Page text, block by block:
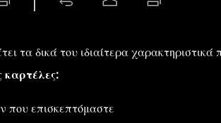
τα δικά του ιδιαίτερα χαρακτηριστικά
καρτέλες:
που επισκεπτόμαστε